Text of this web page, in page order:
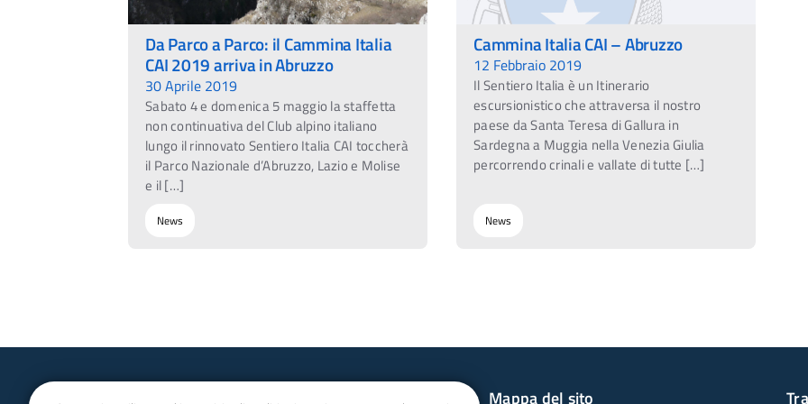
Da Parco a Parco: il Cammina Italia
CAI 2019 arriva in Abruzzo
30 Aprile 2019
Sabato 4 e domenica 5 maggio la staffetta
non continuativa del Club alpino italiano
lungo il rinnovato Sentiero Italia CAI toccherà
il Parco Nazionale d’Abruzzo, Lazio e Molise
e il […]
News
Cammina Italia CAI – Abruzzo
12 Febbraio 2019
Il Sentiero Italia è un Itinerario
escursionistico che attraversa il nostro
paese da Santa Teresa di Gallura in
Sardegna a Muggia nella Venezia Giulia
percorrendo crinali e vallate di tutte […]
News
Mappa del sito